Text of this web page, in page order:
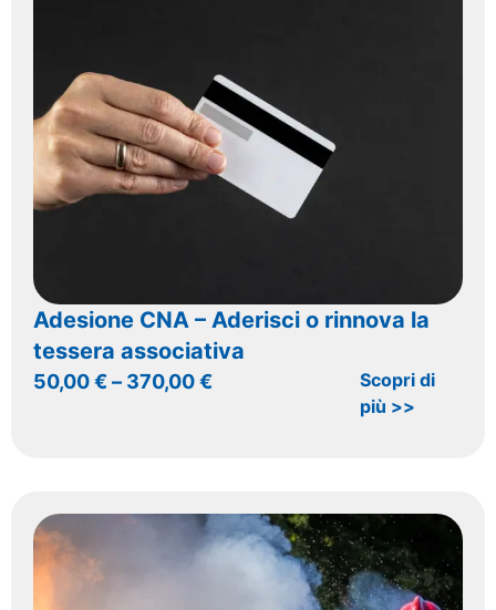
Adesione CNA – Aderisci o rinnova la
tessera associativa
50,00€– 370,00€
Scopri di
più >>